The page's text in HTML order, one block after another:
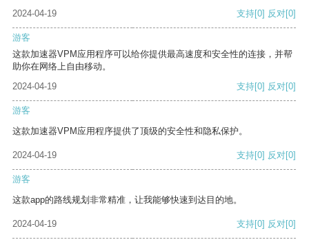
2024-04-19 支持[0] 反对[0]
游客
这款加速器VPM应用程序可以给你提供最高速度和安全性的连接，并帮
助你在网络上自由移动。
2024-04-19
支持[0] 反对[0]
游客
这款加速器VPM应用程序提供了顶级的安全性和隐私保护。
2024-04-19 支持[0] 反对[0]
游客
这款app的路线规划非常精准，让我能够快速到达目的地。
2024-04-19 支持[0] 反对[0]